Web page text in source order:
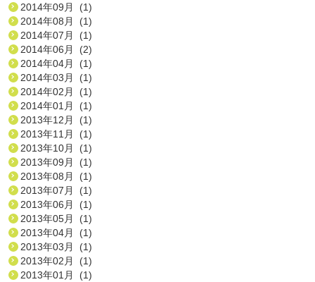
2014年09月 (1)
2014年08月 (1)
2014年07月 (1)
2014年06月 (2)
2014年04月 (1)
2014年03月 (1)
2014年02月 (1)
2014年01月 (1)
2013年12月 (1)
2013年11月 (1)
2013年10月 (1)
2013年09月 (1)
2013年08月 (1)
2013年07月 (1)
2013年06月 (1)
2013年05月 (1)
2013年04月 (1)
2013年03月 (1)
2013年02月 (1)
2013年01月 (1)